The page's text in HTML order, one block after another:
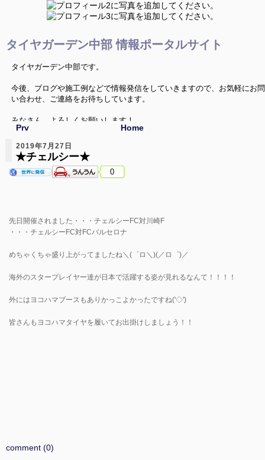
タイヤガーデン中部 情報ポータルサイト
タイヤガーデン中部です。
今後、ブログや施工例などで情報発信をしていきますので、お気軽にお問
い合わせ、ご連絡をお待ちしています。
みなさん、よろしくお願いします！
Prv Home
2019年7月27日
★チェルシー★
0
先日開催されました・・・チェルシーFC対川崎F
・・・チェルシーFC対FCバルセロナ
めちゃくちゃ盛り上がってましたね＼(゜ロ＼)(／ロ゜)／
海外のスタープレイヤー達が日本で活躍する姿が見れるなんて！！！！
外にはヨコハマブースもありかっこよかったですね('◇')ゞ
皆さんもヨコハマタイヤを履いてお出掛けしましょう！！
comment (0)